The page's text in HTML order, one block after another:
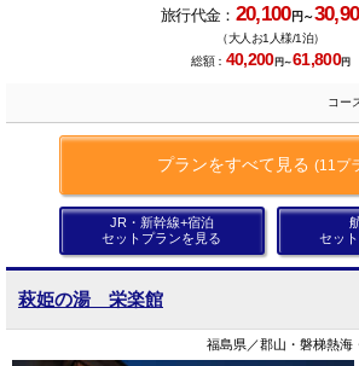
旅行代金： 20,100円～
（大人お1人様/1泊）
総額： 40,200円～61,800円
コー
プランをすべて見る (11プ
JR・新幹線+宿泊
セットプランを見る
セッ
萩姫の湯 栄楽館
福島県／郡山・磐梯熱海